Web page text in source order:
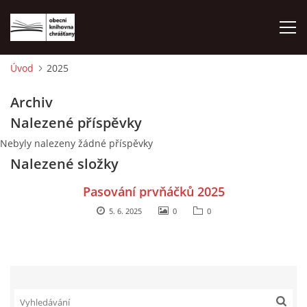
LETNÍ KINO 2026
VÝPŮJČNÍ DOBA
Úvod 2025
Archiv
Nalezené příspěvky
Nebyly nalezeny žádné příspěvky
Nalezené složky
Pasování prvňáčků 2025
5. 6. 2025 0 0